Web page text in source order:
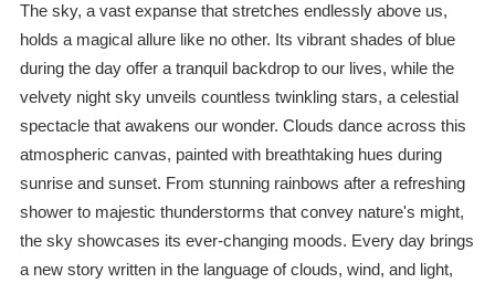
The sky, a vast expanse that stretches endlessly above us,
holds a magical allure like no other. Its vibrant shades of blue
during the day offer a tranquil backdrop to our lives, while the
velvety night sky unveils countless twinkling stars, a celestial
spectacle that awakens our wonder. Clouds dance across this
atmospheric canvas, painted with breathtaking hues during
sunrise and sunset. From stunning rainbows after a refreshing
shower to majestic thunderstorms that convey nature's might,
the sky showcases its ever-changing moods. Every day brings
a new story written in the language of clouds, wind, and light,